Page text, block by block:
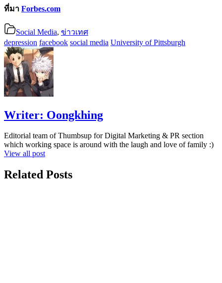
ที่มา Forbes.com
Social Media, ข่าวเทศ
depression facebook social media University of Pittsburgh
Writer: Oongkhing
Editorial team of Thumbsup for Digital Marketing & PR section
which working space is around with the laugh and love of family :)
View all post
Related Posts